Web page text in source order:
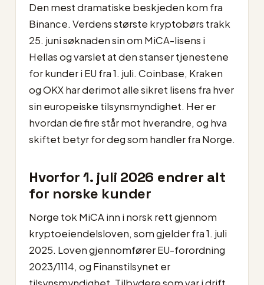
Den mest dramatiske beskjeden kom fra
Binance. Verdens største kryptobørs trakk
25. juni søknaden sin om MiCA-lisens i
Hellas og varslet at den stanser tjenestene
for kunder i EU fra 1. juli. Coinbase, Kraken
og OKX har derimot alle sikret lisens fra hver
sin europeiske tilsynsmyndighet. Her er
hvordan de fire står mot hverandre, og hva
skiftet betyr for deg som handler fra Norge.
Hvorfor 1. juli 2026 endrer alt
for norske kunder
Norge tok MiCA inn i norsk rett gjennom
kryptoeiendelsloven, som gjelder fra 1. juli
2025. Loven gjennomfører EU-forordning
2023/1114, og Finanstilsynet er